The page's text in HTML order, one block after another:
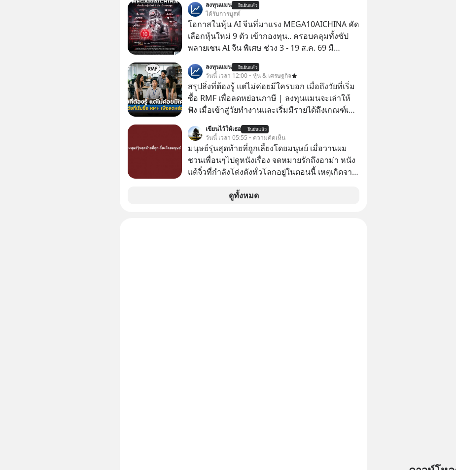
ลงทุนแมน ยืนยันแล้ว
ได้รับการบูสต์
โอกาสในหุ้น AI จีนที่มาแรง MEGA10AICHINA คัด
เลือกหุ้นใหม่ 9 ตัว เข้ากองทุน.. ครอบคลุมทั้งซัป
พลายเชน AI จีน พิเศษ ช่วง 3 - 19 ส.ค. 69 มี
บาทขึ้นไป ฟรีค่าธรรมเนียมซื้อ
ลงทุนแมน ยืนยันแล้ว
วันนี้ เวลา 12:00 • หุ้น & เศรษฐกิจ
สรุปสิ่งที่ต้องรู้ แต่ไม่ค่อยมีใครบอก เมื่อถึงวัยที่เริ่ม
ซื้อ RMF เพื่อลดหย่อนภาษี | ลงทุนแมนจะเล่าให้
ฟัง เมื่อเข้าสู่วัยทำงานและเริ่มมีรายได้ถึงเกณฑ์เสีย
เพราะนอกจากจะช่วยลดหย่อนภาษีได้แล้ว ยังเป็น
โอกาสในการสร้างความมั่งคั่งระยะยาว แต่น้อยคน
นักที่จะลงลึกว่า ถ้าลงทุนใน RMF ควรรู้ อะไรบ้าง
ควรดู ตรงไหน ทำอย่างไร ถึงจะดีกับเรา แล้วเรา
ควรรู้ข้อมูลอะไรเกี่ยวกับ RMF บ้าง เพื่อให้นำไปใช้
ต่อได้จริง ๆ ลงทุนแมนจะเล่าให้ฟัง
เขียนไว้ให้เธอ ยืนยันแล้ว
วันนี้ เวลา 05:55 • ความคิดเห็น
มนุษย์รุ่นสุดท้ายที่ถูกเลี้ยงโดยมนุษย์ เมื่อวานผม
ชวนเพื่อนๆไปดูหนังเรื่อง จดหมายรักถึงอาม่า หนัง
แต้จิ๋วที่กำลังโด่งดังทั่วโลกอยู่ในตอนนี้ เหตุเกิดจาก
ดูทั้งหมด